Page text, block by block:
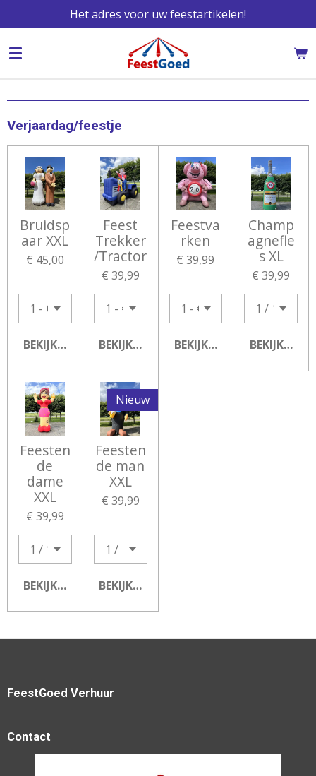
direct
naar
Het adres voor uw feestartikelen!
Verjaardag/feestje
Bruidsp
aar XXL
€ 45,00
BEKIJK DETAILS
Feest
Trekker
/Tractor
€ 39,99
BEKIJK DETAILS
Feestva
rken
€ 39,99
BEKIJK DETAILS
Champ
agnefle
s XL
€ 39,99
BEKIJK
Feesten
de
dame
XXL
€ 39,99
BEKIJK DETAILS
Nieuw
Feesten
de man
XXL
€ 39,99
BEKIJK DETAILS
FeestGoed Verhuur
Contact